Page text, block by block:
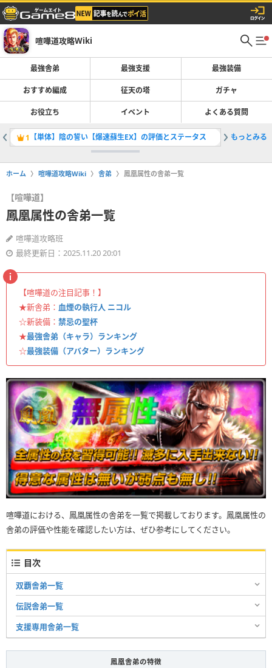
喧嘩道攻略Wiki
最強舎弟 最強支援 最強装備
おすすめ編成 征天の塔 ガチャ
お役立ち イベント よくある質問
1 【単体】陰の誓い【爆速蘇生EX】の評価とステータス 2盾一覧
もっとみる
ホーム 喧嘩道攻略Wiki 舎弟 鳳凰属性の舎弟一覧
【喧嘩道】
鳳凰属性の舎弟一覧
喧嘩道攻略班
最終更新日：2025.11.20 20:01
【喧嘩道の注目記事！】
★新舎弟： 血煙の執行人 ニコル
☆新装備： 禁忌の聖杯
★最強舎弟（キャラ）ランキング
☆最強装備（アバター）ランキング
喧嘩道における、鳳凰属性の舎弟を一覧で掲載しております。鳳凰属性の
舎弟の評価や性能を確認したい方は、ぜひ参考にしてください。
目次
双覇舎弟一覧
伝説舎弟一覧
支援専用舎弟一覧
鳳凰舎弟の特徴